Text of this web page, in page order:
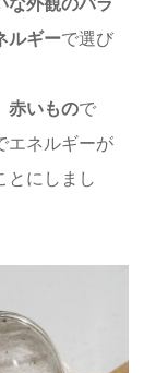
な外観のバラ
ルギーで選び
赤いもので
エネルギーが
とにしまし